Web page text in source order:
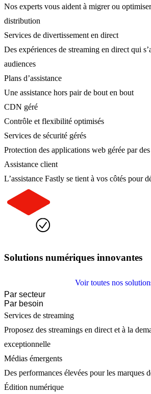
Nos experts vous aident à migrer ou
distribution
Services de divertissement en direct
Des expériences de streaming en direct qui
audiences
Plans d’assistance
Une assistance hors pair de bout en bout
CDN géré
Contrôle et flexibilité optimisés
Services de sécurité gérés
Protection des applications web gérée par
Assistance client
L’assistance Fastly se tient à vos côtés pour
Solutions numériques innovantes
Voir toutes nos
Par secteur
Par besoin
Services de streaming
Proposez des streamings en direct et à la
exceptionnelle
Médias émergents
Des performances élevées pour les marques
Édition numérique